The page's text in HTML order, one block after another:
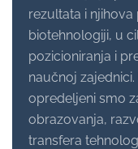
rezultata i
biotehnologiji, u
pozicioniranja i
naučnoj
opredeljeni smo
obrazovanja,
transfera